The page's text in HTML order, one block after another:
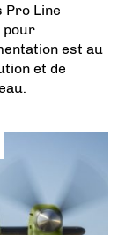
Pro Line
pour
est au
et de